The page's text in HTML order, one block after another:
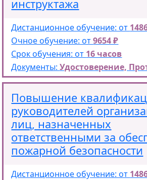
инструктажа
Дистанционное обучение: от
Очное обучение: от9654 ₽
Срок обучения: от 16 часов
Документы:Удостоверение,
Повышение
руководителей
лиц, назначенных
ответственными за
пожарной безопасности
Дистанционное обучение: от